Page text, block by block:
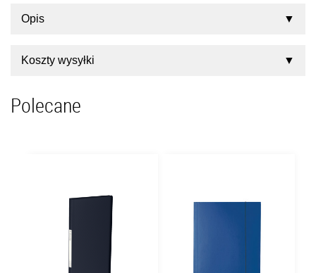
Opis
Koszty wysyłki
Polecane